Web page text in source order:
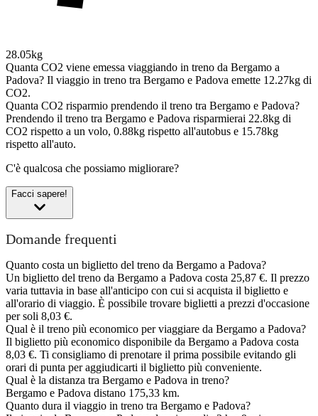
28.05kg
Quanta CO2 viene emessa viaggiando in treno da Bergamo a
Padova? Il viaggio in treno tra Bergamo e Padova emette 12.27kg di
CO2.
Quanta CO2 risparmio prendendo il treno tra Bergamo e Padova?
Prendendo il treno tra Bergamo e Padova risparmierai 22.8kg di
CO2 rispetto a un volo, 0.88kg rispetto all'autobus e 15.78kg
rispetto all'auto.
C'è qualcosa che possiamo migliorare?
Facci sapere!
Domande frequenti
Quanto costa un biglietto del treno da Bergamo a Padova?
Un biglietto del treno da Bergamo a Padova costa 25,87 €. Il prezzo
varia tuttavia in base all'anticipo con cui si acquista il biglietto e
all'orario di viaggio. È possibile trovare biglietti a prezzi d'occasione
per soli 8,03 €.
Qual è il treno più economico per viaggiare da Bergamo a Padova?
Il biglietto più economico disponibile da Bergamo a Padova costa
8,03 €. Ti consigliamo di prenotare il prima possibile evitando gli
orari di punta per aggiudicarti il biglietto più conveniente.
Qual è la distanza tra Bergamo e Padova in treno?
Bergamo e Padova distano 175,33 km.
Quanto dura il viaggio in treno tra Bergamo e Padova?